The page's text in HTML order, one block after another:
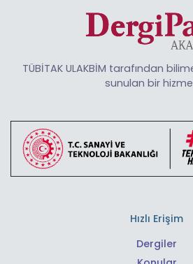
TÜBİTAK ULAKBİM tarafından
sunulan bir
Hızlı Erişim
Dergiler